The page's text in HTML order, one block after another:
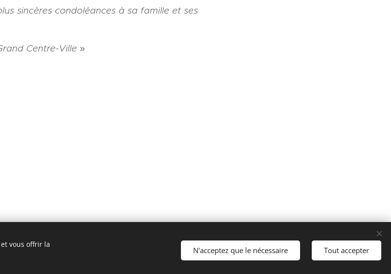
sincères condoléances à sa famille et ses
Centre-Ville »
du Caquet, 93200 Saint-Denis. Tous droits réservés.
vous offrir la
N'acceptez que le nécessaire Tout accepter